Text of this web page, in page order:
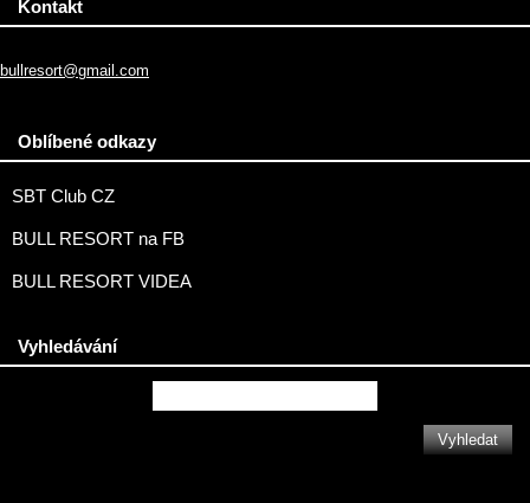
Kontakt
bullresort@gmail.com
Oblíbené odkazy
SBT Club CZ
BULL RESORT na FB
BULL RESORT VIDEA
Vyhledávání